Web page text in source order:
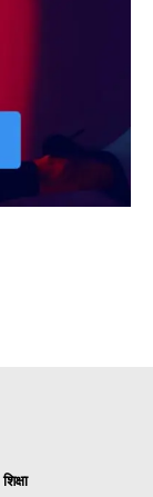
शिक्षा